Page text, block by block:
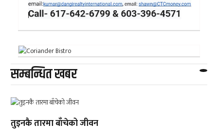
सम्बन्धित खबर
तुइनकै तारमा बाँचेको जीवन